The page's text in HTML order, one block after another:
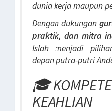
dunia kerja maupun
Dengan dukungan
praktik, dan mitra
Islah menjadi
depan putra-putri
🎓
KEAHLIAN